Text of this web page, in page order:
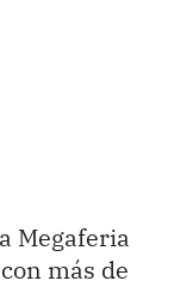
Megaferia
más de